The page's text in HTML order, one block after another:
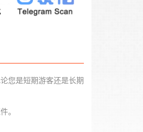
您是短期游客还是长期
。